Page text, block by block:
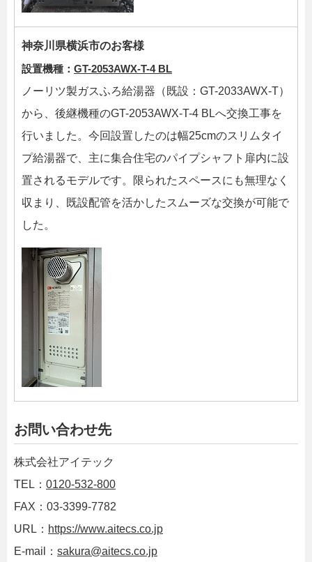
神奈川県横浜市のお客様
設置機種： GT-2053AWX-T-4 BL
ノーリツ製ガスふろ給湯器（既設：GT-2033AWX-T）
から、後継機種のGT-2053AWX-T-4 BLへ交換工事を
行いました。今回設置したのは幅25cmのスリムタイ
プ給湯器で、主に集合住宅のパイプシャフト扉内に設
置されるモデルです。限られたスペースにも無理なく
収まり、既設配管を活かしたスムーズな交換が可能で
した。
お問い合わせ先
株式会社アイテック
TEL： 0120-532-800
FAX：03-3399-7782
URL： https://www.aitecs.co.jp
E-mail： sakura@aitecs.co.jp